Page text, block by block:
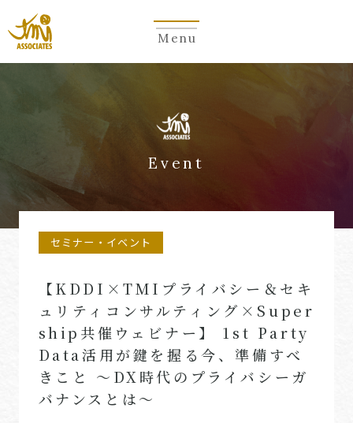
Menu
Event
セミナー・イベント
【KDDI×TMIプライバシー＆セキ
ュリティコンサルティング×Super
ship共催ウェビナー】 1st Party
Data活用が鍵を握る今、準備すべ
きこと ～DX時代のプライバシーガ
バナンスとは～